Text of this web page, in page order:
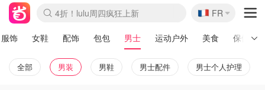
Boticinal 夏促开抢！
4折！lulu周四疯狂上新
还没结束！&OtherStories大促
Joybuy变相75折 随时失效
速领！Stanley独家85折
疑似霸哥！Camper额外叠85折
Zalando 奥莱闪促！每日更新
Moncler反季囤！5折起+叠9折
Coach Brooklyn仅€192
🇫🇷
FR
服饰 女鞋 配饰 包包 男士 运动户外 美食 保健品
全部 男装 男鞋 男士配件 男士个人护理